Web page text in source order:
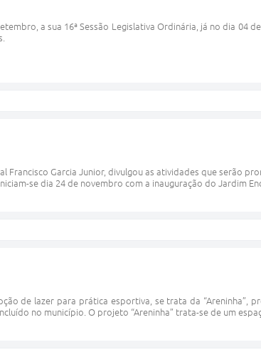
a sua 16ª Sessão Legislativa Ordinária, já no dia 04
Garcia Junior, divulgou as atividades que serão
se dia 24 de novembro com a inauguração do Jardim
de lazer para prática esportiva, se trata da “Areninha”,
no município. O projeto “Areninha” trata-se de um